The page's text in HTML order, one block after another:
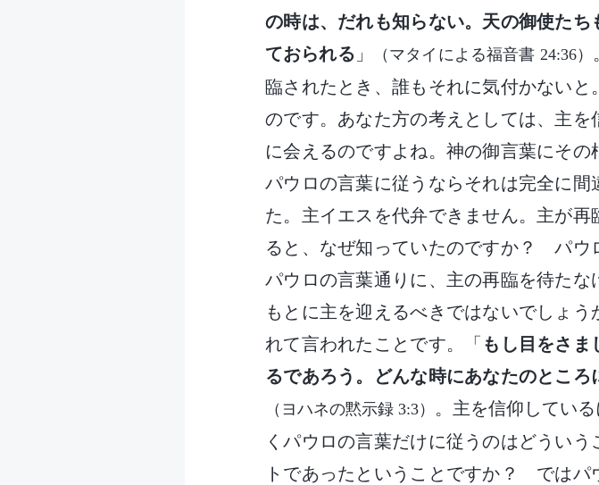
の時は、だれも知らない。天の御使た
ておられる 」 （マタイによる福音書 24:36）
臨されたとき、誰もそれに気付かない
のです。あなた方の考えとしては、主
に会えるのですよね。神の御言葉にそ
パウロの言葉に従うならそれは完全に
た。主イエスを代弁できません。主が
ると、なぜ知っていたのですか？ パ
パウロの言葉通りに、主の再臨を待た
もとに主を迎えるべきではないでしょ
れて言われたことです。「 もし目をさま
るであろう。どんな時にあなたのとこ
（ヨハネの黙示録 3:3） 。主を信仰してい
くパウロの言葉だけに従うのはどうい
トであったということですか？ ではパ